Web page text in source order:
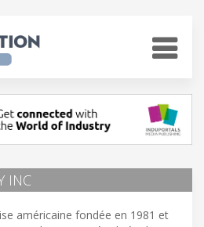
INC
américaine fondée en 1981 et